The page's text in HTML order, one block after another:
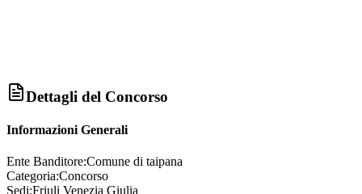
Dettagli del Concorso
Informazioni Generali
Ente Banditore:Comune di taipana
Categoria:Concorso
Sedi:Friuli Venezia Giulia